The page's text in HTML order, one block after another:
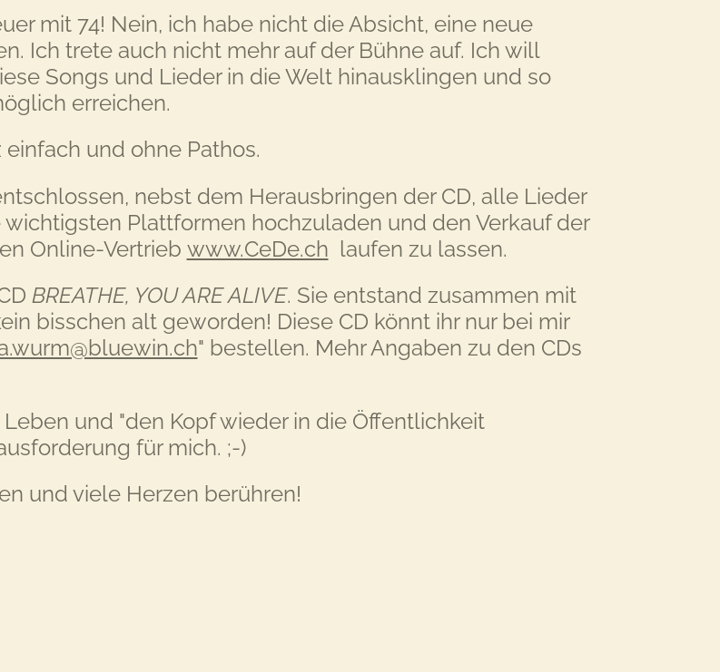
mit 74! Nein, ich habe nicht die Absicht, eine neue
Ich trete auch nicht mehr auf der Bühne auf. Ich will
Songs und Lieder in die Welt hinausklingen und so
erreichen.
einfach und ohne Pathos.
nebst dem Herausbringen der CD, alle Lieder
Plattformen hochzuladen und den Verkauf der
Online-Vertrieb www.CeDe.ch laufen zu lassen.
BREATHE, YOU ARE ALIVE. Sie entstand zusammen mit
bisschen alt geworden! Diese CD könnt ihr nur bei mir
" bestellen. Mehr Angaben zu den CDs
und "den Kopf wieder in die Öffentlichkeit
für mich. ;-)
und viele Herzen berühren!